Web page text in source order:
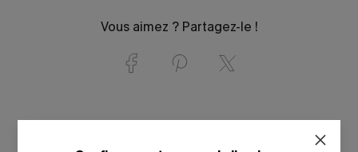
Vous aimez ? Partagez-le !